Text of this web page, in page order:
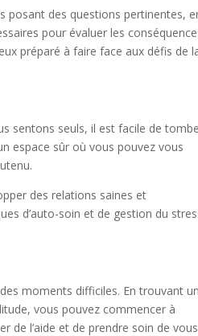
posant des questions pertinentes,
pour évaluer les
préparé à faire face aux défis de
sentons seuls, il est facile de
espace sûr où vous pouvez vous
des relations saines et
d’auto-soin et de gestion du
moments difficiles. En trouvant un
vous pouvez commencer à
de l’aide et de prendre soin de